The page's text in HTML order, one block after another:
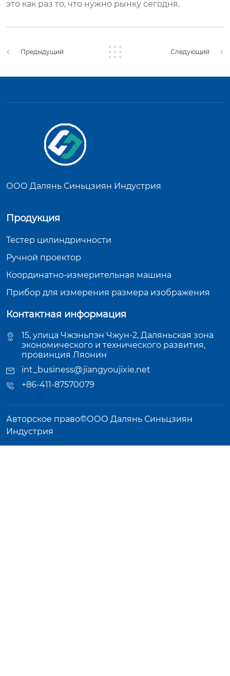
это как раз то, что нужно рынку сегодня.
Предыдущий Следующий
ООО Далянь Синьцзиян Индустрия
Продукция
Тестер цилиндричности
Ручной проектор
Координатно-измерительная машина
Прибор для измерения размера изображения
Контактная информация
15, улица Чжэньпэн Чжун-2, Даляньская зона
экономического и технического развития,
провинция Ляонин
int_business@jiangyoujixie.net
+86-411-87570079
Авторское право©ООО Далянь Синьцзиян
Индустрия